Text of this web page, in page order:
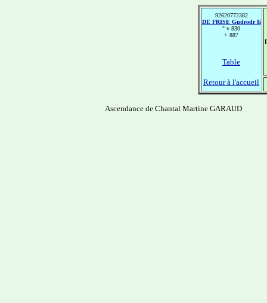
92620772382
DE FRISE Gudrodr Ii
° v 830
+ 887
Table
Retour à l'accueil
Ascendance de Chantal Martine GARAUD